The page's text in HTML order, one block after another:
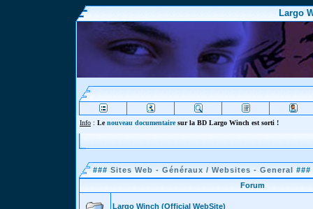
Largo
Info : Lenouveau documentairesur la BD Largo Winch est sorti !
### Sites Web - Généraux / Websites - General ###
Forum
Largo Winch (Official WebSite)